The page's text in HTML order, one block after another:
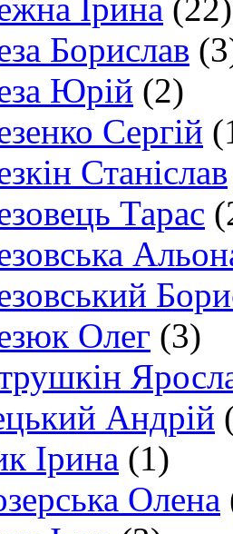
Ірина (22)
Борислав
Юрій (2)
Сергій
Станіслав
Тарас
Олег (3)
Андрій
Ірина (1)
Олена